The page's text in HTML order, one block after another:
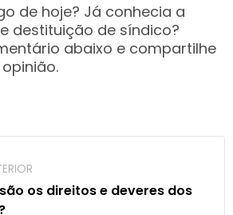
de hoje? Já conhecia a
destituição de síndico?
abaixo e compartilhe
os direitos e deveres dos